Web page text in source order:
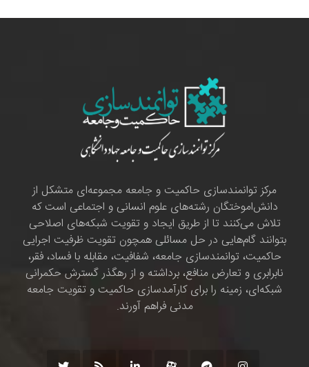
مرکز توانمندسازی حاکمیت و جامعه مجموعه‌ای متشکل از
دانش‌اموختگان رشته‌های علوم انسانی و اجتماعی است که
تلاش می‌کنند تا از طریق ایجاد و تقویت شبکه‌های اصلاحی
بتوانند گام‌هایی در حل مسائلی همچون تقویت ظرفیت اجرایی
حاکمیت، توانمندسازی جامعه، شفافیت، مقابله با فساد، فقر،
نابرابری و تعارض منافع، برداشته و از رهگذر گسترش حکمرانی
شبکه‌ای، زمینه را برای کارآمدسازی حاکمیت و تقویت جامعه
مدنی فراهم آورند.